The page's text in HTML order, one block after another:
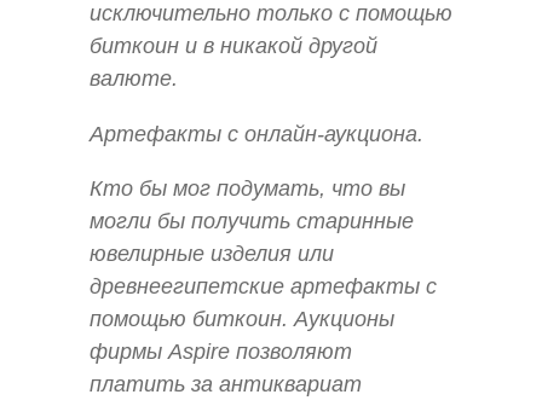
исключительно только с помощью
биткоин и в никакой другой
валюте.
Артефакты с онлайн-аукциона.
Кто бы мог подумать, что вы
могли бы получить старинные
ювелирные изделия или
древнеегипетские артефакты с
помощью биткоин. Аукционы
фирмы Aspire позволяют
платить за антиквариат